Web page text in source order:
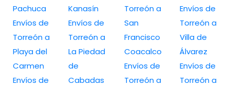
Pachuca
Envíos de
Torreón a
Playa del
Carmen
Envíos de
Kanasín
Envíos de
Torreón a
La Piedad
de
Cabadas
Torreón a
San
Francisco
Coacalco
Envíos de
Torreón a
Envíos de
Torreón a
Villa de
Álvarez
Envíos de
Torreón a